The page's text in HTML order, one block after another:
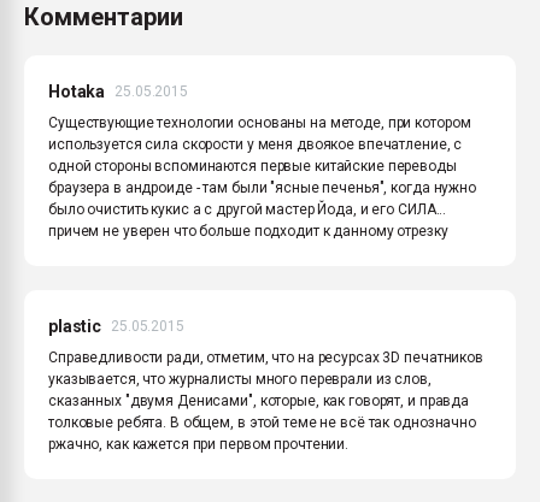
Комментарии
Hotaka
25.05.2015
Существующие технологии основаны на методе, при котором
используется сила скорости у меня двоякое впечатление, с
одной стороны вспоминаются первые китайские переводы
браузера в андроиде - там были "ясные печенья", когда нужно
было очистить кукис а с другой мастер Йода, и его СИЛА...
причем не уверен что больше подходит к данному отрезку
plastic
25.05.2015
Справедливости ради, отметим, что на ресурсах 3D печатников
указывается, что журналисты много переврали из слов,
сказанных "двумя Денисами", которые, как говорят, и правда
толковые ребята. В общем, в этой теме не всё так однозначно
ржачно, как кажется при первом прочтении.